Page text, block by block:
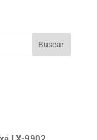
Buscar